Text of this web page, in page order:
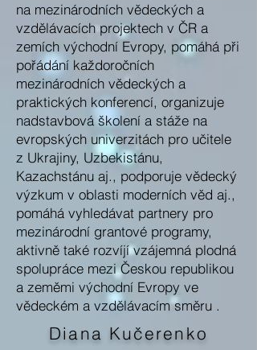
na mezinárodních vědeckých a
vzdělávacích projektech v ČR a
zemích východní Evropy, pomáhá při
pořádání každoročních
mezinárodních vědeckých a
praktických konferencí, organizuje
nadstavbová školení a stáže na
evropských univerzitách pro učitele
z Ukrajiny, Uzbekistánu,
Kazachstánu aj., podporuje vědecký
výzkum v oblasti moderních věd aj.,
pomáhá vyhledávat partnery pro
mezinárodní grantové programy,
aktivně také rozvíjí vzájemná plodná
spolupráce mezi Českou republikou
a zeměmi východní Evropy ve
vědeckém a vzdělávacím směru .
Diana Kučerenko